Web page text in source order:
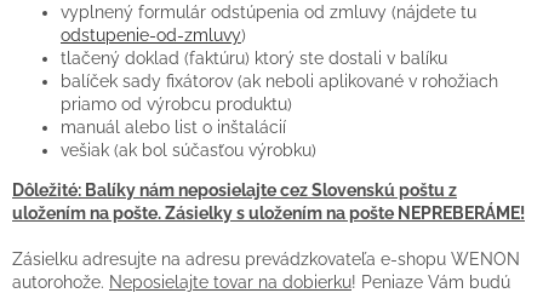
vyplnený formulár odstúpenia od zmluvy (nájdete tu
odstupenie-od-zmluvy)
tlačený doklad (faktúru) ktorý ste dostali v balíku
balíček sady fixátorov (ak neboli aplikované v rohožiach
priamo od výrobcu produktu)
manuál alebo list o inštalácií
vešiak (ak bol súčasťou výrobku)
Dôležité: Balíky nám neposielajte cez Slovenskú poštu z
uložením na pošte. Zásielky s uložením na pošte NEPREBERÁME!
Zásielku adresujte na adresu prevádzkovateľa e-shopu WENON
autorohože. Neposielajte tovar na dobierku! Peniaze Vám budú